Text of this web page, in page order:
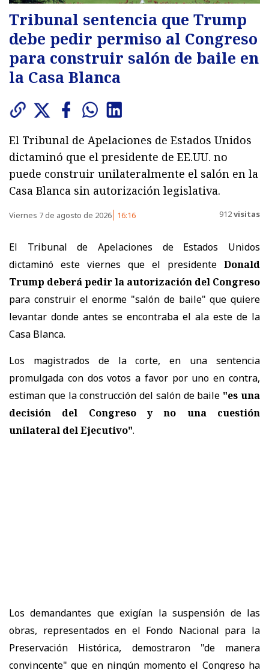
Tribunal sentencia que Trump
debe pedir permiso al Congreso
para construir salón de baile en
la Casa Blanca
El Tribunal de Apelaciones de Estados Unidos
dictaminó que el presidente de EE.UU. no
puede construir unilateralmente el salón en la
Casa Blanca sin autorización legislativa.
Viernes 7 de agosto de 2026 16:16 912visitas
El Tribunal de Apelaciones de Estados Unidos
dictaminó este viernes que el presidente Donald
Trump deberá pedir la autorización del Congreso
para construir el enorme "salón de baile" que quiere
levantar donde antes se encontraba el ala este de la
Casa Blanca.
Los magistrados de la corte, en una sentencia
promulgada con dos votos a favor por uno en contra,
estiman que la construcción del salón de baile "es una
decisión del Congreso y no una cuestión
unilateral del Ejecutivo".
Los demandantes que exigían la suspensión de las
obras, representados en el Fondo Nacional para la
Preservación Histórica, demostraron "de manera
convincente" que en ningún momento el Congreso ha